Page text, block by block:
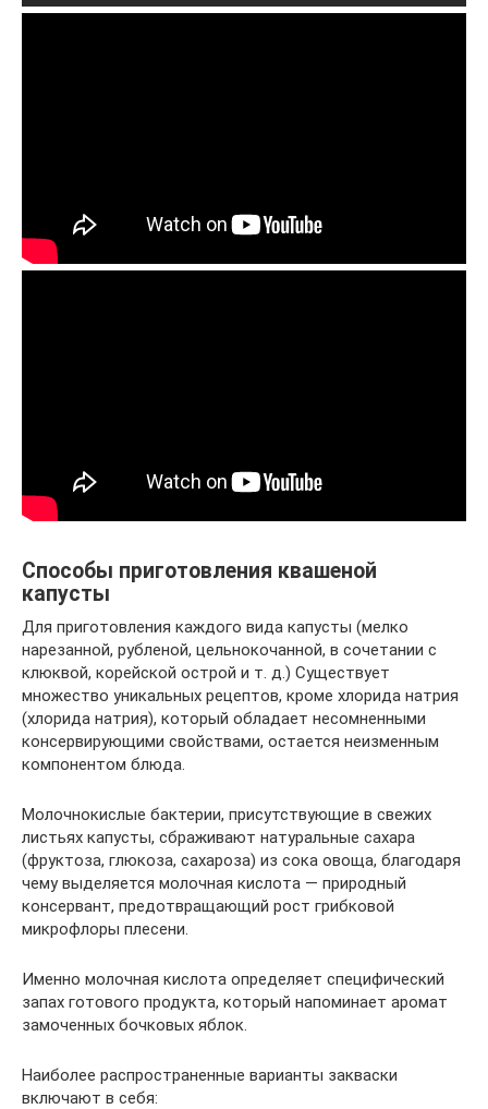
Способы приготовления квашеной
капусты
Для приготовления каждого вида капусты (мелко
нарезанной, рубленой, цельнокочанной, в сочетании с
клюквой, корейской острой и т. д.) Существует
множество уникальных рецептов, кроме хлорида натрия
(хлорида натрия), который обладает несомненными
консервирующими свойствами, остается неизменным
компонентом блюда.
Молочнокислые бактерии, присутствующие в свежих
листьях капусты, сбраживают натуральные сахара
(фруктоза, глюкоза, сахароза) из сока овоща, благодаря
чему выделяется молочная кислота — природный
консервант, предотвращающий рост грибковой
микрофлоры плесени.
Именно молочная кислота определяет специфический
запах готового продукта, который напоминает аромат
замоченных бочковых яблок.
Наиболее распространенные варианты закваски
включают в себя: